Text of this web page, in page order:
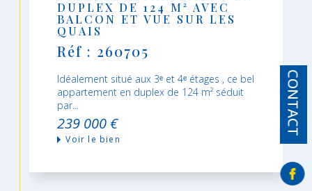
CONTACT
DUPLEX DE 124 M² AVEC
BALCON ET VUE SUR LES
QUAIS
Réf : 260705
Idéalement situé aux 3ᵉ et 4ᵉ étages , ce bel
appartement en duplex de 124 m² séduit
par...
239 000 €
Voir le bien